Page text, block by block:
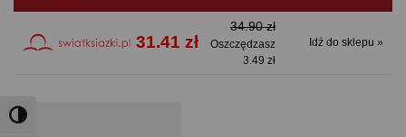
Toggle High Contrast
31.41 zł
34.90 zł
Oszczędzasz
3.49 zł
Idź do sklepu »